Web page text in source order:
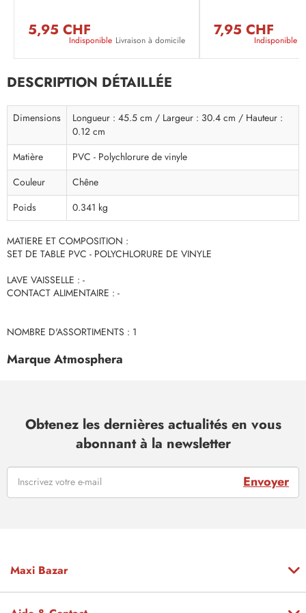
5,95 CHF
Indisponible Livraison à domicile
7,95 CHF
Indisponible
DESCRIPTION DÉTAILLÉE
Dimensions
Longueur : 45.5 cm / Largeur : 30.4 cm / Hauteur :
0.12 cm
Matière
PVC - Polychlorure de vinyle
Couleur
Chêne
Poids
0.341 kg
MATIERE ET COMPOSITION :
SET DE TABLE PVC - POLYCHLORURE DE VINYLE
LAVE VAISSELLE : -
CONTACT ALIMENTAIRE : -
NOMBRE D'ASSORTIMENTS : 1
Marque Atmosphera
Obtenez les dernières actualités en vous
abonnant à la newsletter
Envoyer
Maxi Bazar